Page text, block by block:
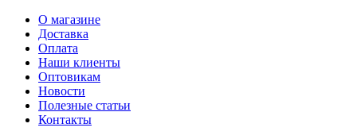
О магазине
Доставка
Оплата
Наши клиенты
Оптовикам
Новости
Полезные статьи
Контакты